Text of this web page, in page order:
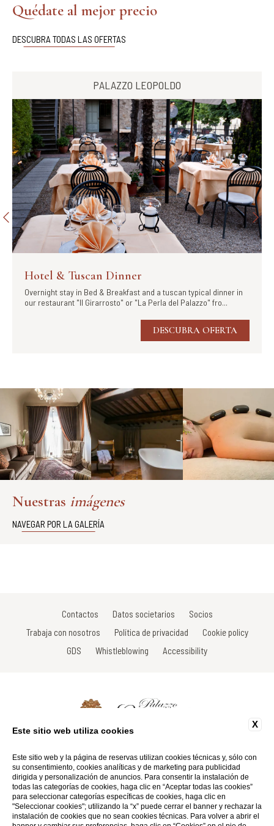
Quédate al mejor precio
DESCUBRA TODAS LAS OFERTAS
PALAZZO LEOPOLDO
Hotel & Tuscan Dinner
Overnight stay in Bed & Breakfast and a tuscan typical dinner in
our restaurant "Il Girarrosto" or "La Perla del Palazzo" fro...
DESCUBRA OFERTA
Nuestras imágenes
NAVEGAR POR LA GALERÍA
Contactos Datos societarios
Socios
Trabaja con nosotros
Política de privacidad
Cookie policy
GDS
Whistleblowing Accessibility
Tel: +39 0577 735605
Fax: +39 0577 738031
Email:info@palazzoleopoldo.it
P.Iva 01116290527
Website by Blastness
X
Este sitio web utiliza cookies
Este sitio web y la página de reservas utilizan cookies técnicas y, sólo con
su consentimiento, cookies analíticas y de marketing para publicidad
dirigida y personalización de anuncios. Para consentir la instalación de
todas las categorías de cookies, haga clic en “Aceptar todas las cookies”
para seleccionar categorías específicas de cookies, haga clic en
"Seleccionar cookies"; utilizando la “x” puede cerrar el banner y rechazar la
instalación de cookies que no sean cookies técnicas. Para volver a abrir el